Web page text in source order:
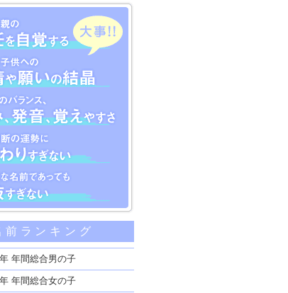
つのポイント
を自覚する
愛情や願いの結晶
ス、読み、発音、覚えやすさ
にこだわりすぎない
前ランキング
年間総合男の子
年間総合女の子